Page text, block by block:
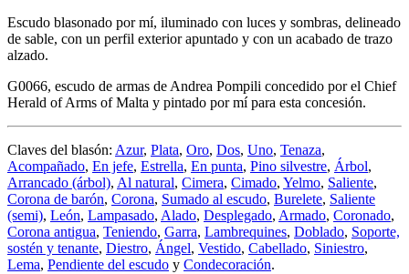
Escudo blasonado por mí, iluminado con luces y sombras, delineado
de sable, con un perfil exterior apuntado y con un acabado de trazo
alzado.
G0066, escudo de armas de Andrea Pompili concedido por el Chief
Herald of Arms of Malta y pintado por mí para esta concesión.
Claves del blasón: Azur, Plata, Oro, Dos, Uno, Tenaza,
Acompañado, En jefe, Estrella, En punta, Pino silvestre, Árbol,
Arrancado (árbol), Al natural, Cimera, Cimado, Yelmo, Saliente,
Corona de barón, Corona, Sumado al escudo, Burelete, Saliente
(semi), León, Lampasado, Alado, Desplegado, Armado, Coronado,
Corona antigua, Teniendo, Garra, Lambrequines, Doblado, Soporte,
sostén y tenante, Diestro, Ángel, Vestido, Cabellado, Siniestro,
Lema, Pendiente del escudo y Condecoración.